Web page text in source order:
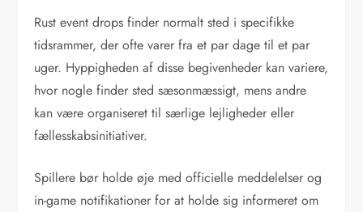
Rust event drops finder normalt sted i specifikke
tidsrammer, der ofte varer fra et par dage til et par
uger. Hyppigheden af disse begivenheder kan variere,
hvor nogle finder sted sæsonmæssigt, mens andre
kan være organiseret til særlige lejligheder eller
fællesskabsinitiativer.
Spillere bør holde øje med officielle meddelelser og
in-game notifikationer for at holde sig informeret om